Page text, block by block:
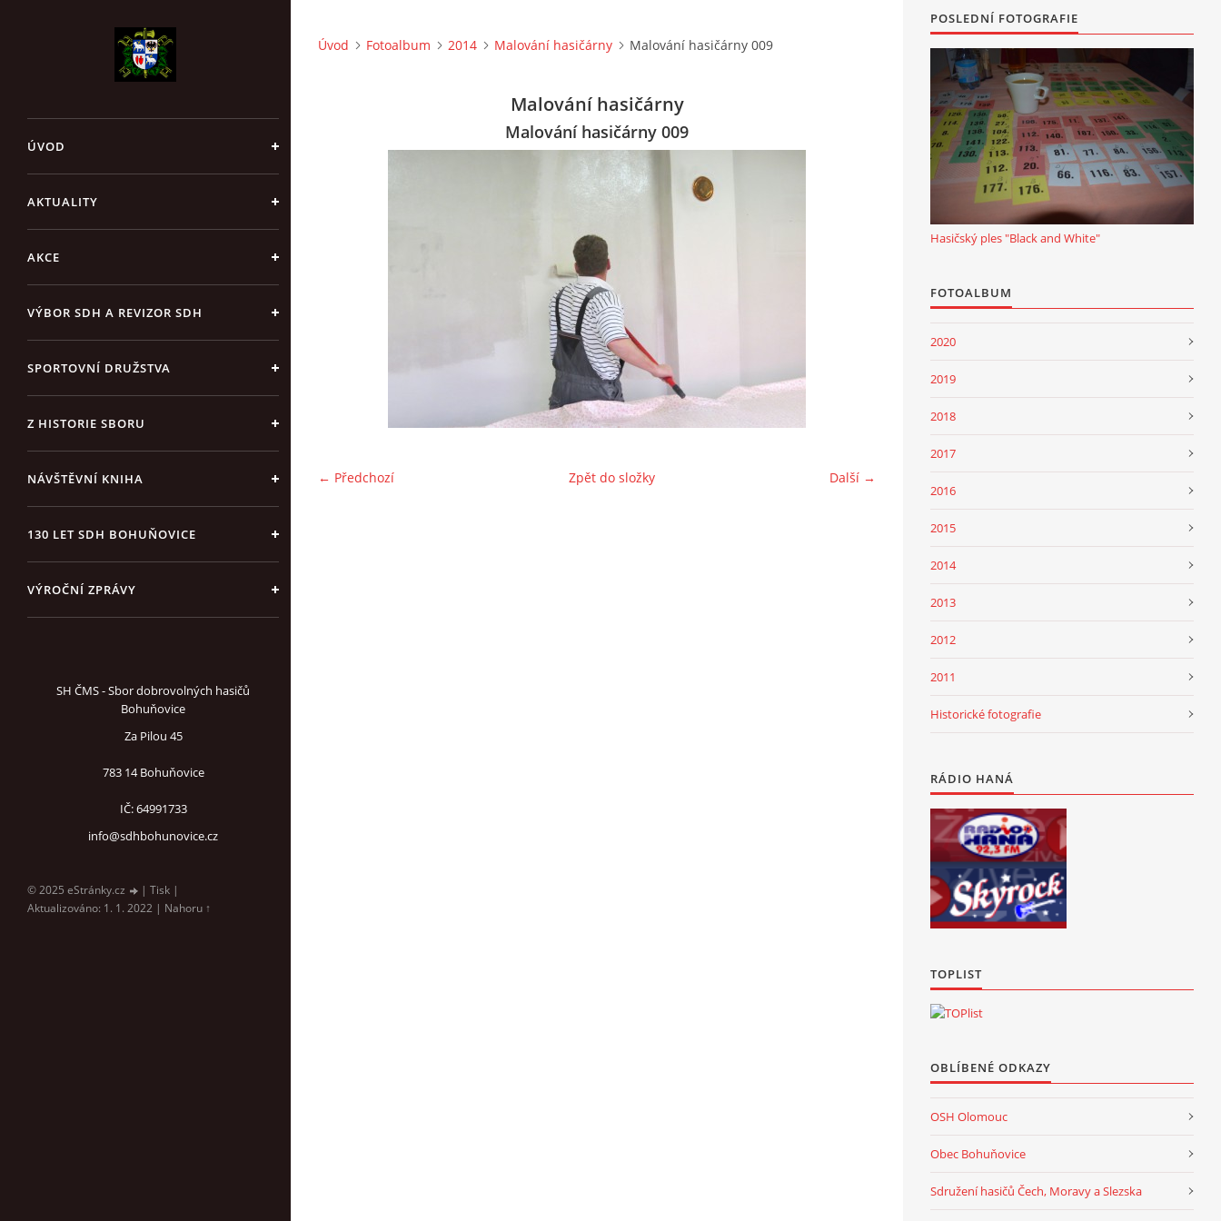
ÚVOD
AKTUALITY
AKCE
VÝBOR SDH A REVIZOR SDH
SPORTOVNÍ DRUŽSTVA
Z HISTORIE SBORU
NÁVŠTĚVNÍ KNIHA
130 LET SDH BOHUŇOVICE
VÝROČNÍ ZPRÁVY
SH ČMS - Sbor dobrovolných hasičů
Bohuňovice
Za Pilou 45
783 14 Bohuňovice
IČ: 64991733
info@sdhbohunovice.cz
© 2025 eStránky.cz | Tisk |
Aktualizováno: 1. 1. 2022 | Nahoru ↑
Úvod Fotoalbum 2014 Malování hasičárny Malování hasičárny 009
Malování hasičárny
Malování hasičárny 009
← Předchozí Další →
Zpět do složky
POSLEDNÍ FOTOGRAFIE
Hasičský ples "Black and White"
FOTOALBUM
2020
2019
2018
2017
2016
2015
2014
2013
2012
2011
Historické fotografie
RÁDIO HANÁ
TOPLIST
OBLÍBENÉ ODKAZY
OSH Olomouc
Obec Bohuňovice
Sdružení hasičů Čech, Moravy a Slezska